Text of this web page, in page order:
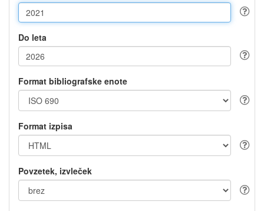
Do leta
Format bibliografske enote
Format izpisa
Povzetek, izvleček